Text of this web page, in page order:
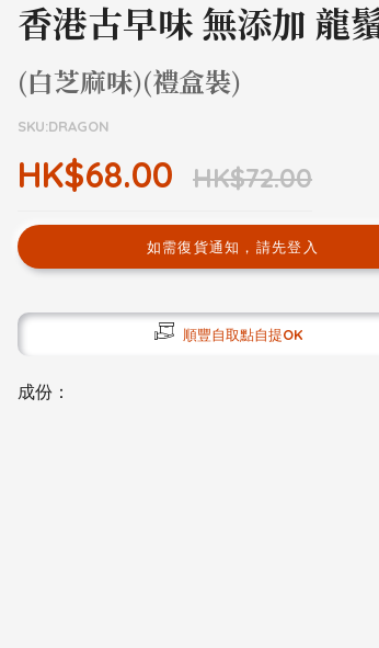
香港古早味 無添加 龍
(白芝麻味)(禮盒裝)
SKU:DRAGON
HK$68.00 HK$72.00
如需復貨通知，請先登入
順豐自取點自提OK
成份：